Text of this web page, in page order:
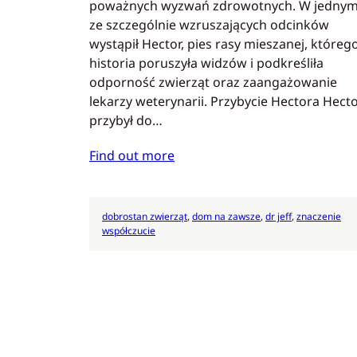
poważnych wyzwań zdrowotnych. W jednym
ze szczególnie wzruszających odcinków
wystąpił Hector, pies rasy mieszanej,
historia poruszyła widzów i podkreśliła
odporność zwierząt oraz zaangażowanie
lekarzy weterynarii. Przybycie Hectora
przybył do…
Find out more
dobrostan zwierząt, dom na zawsze, dr jeff, znaczenie
współczucie